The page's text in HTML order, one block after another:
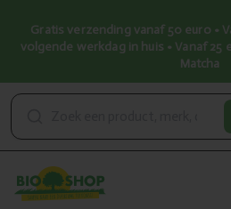
Gratis verzending vanaf 50 euro •
volgende werkdag in huis • Vanaf 25
Matcha